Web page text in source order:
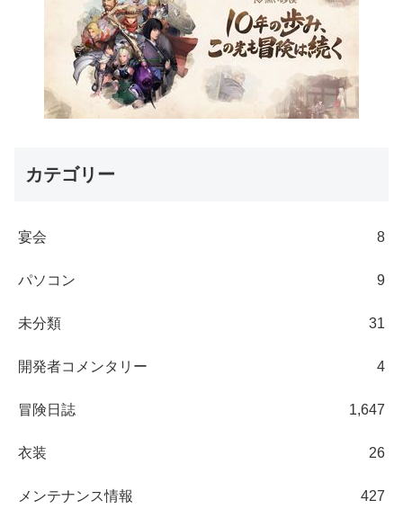
カテゴリー
宴会 8
パソコン 9
未分類 31
開発者コメンタリー 4
冒険日誌 1,647
衣装 26
メンテナンス情報 427